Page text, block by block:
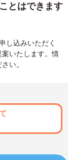
とはできます
し込みいただく
いたします。情
い。